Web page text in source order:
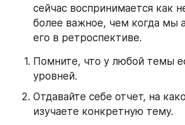
сейчас воспринимается как
более важное, чем когда мы
его в ретроспективе.
Помните, что у любой темы
уровней.
Отдавайте себе отчет, на
изучаете конкретную тему.